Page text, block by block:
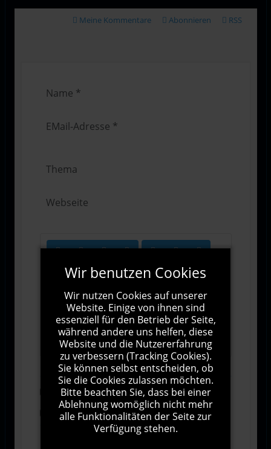
Meine Kommentare Abonnieren RSS
1000Zeichen übrig
Abonnieren
Ich stimme den Allgemeinen
Geschäftsbedingungen zu.
Wir benutzen Cookies
Wir nutzen Cookies auf unserer
Website. Einige von ihnen sind
essenziell für den Betrieb der Seite,
während andere uns helfen, diese
Website und die Nutzererfahrung
zu verbessern (Tracking Cookies).
Sie können selbst entscheiden, ob
Sie die Cookies zulassen möchten.
Bitte beachten Sie, dass bei einer
Ablehnung womöglich nicht mehr
alle Funktionalitäten der Seite zur
Verfügung stehen.